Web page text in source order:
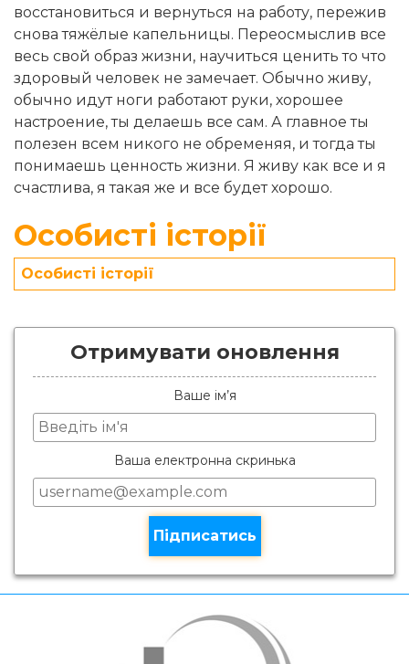
восстановиться и вернуться на работу, пережив
снова тяжёлые капельницы. Переосмыслив все
весь свой образ жизни, научиться ценить то что
здоровый человек не замечает. Обычно живу,
обычно идут ноги работают руки, хорошее
настроение, ты делаешь все сам. А главное ты
полезен всем никого не обременяя, и тогда ты
понимаешь ценность жизни. Я живу как все и я
счастлива, я такая же и все будет хорошо.
Особисті історії
Особисті історії
Отримувати оновлення
Ваше ім’я
Ваша електронна скринька